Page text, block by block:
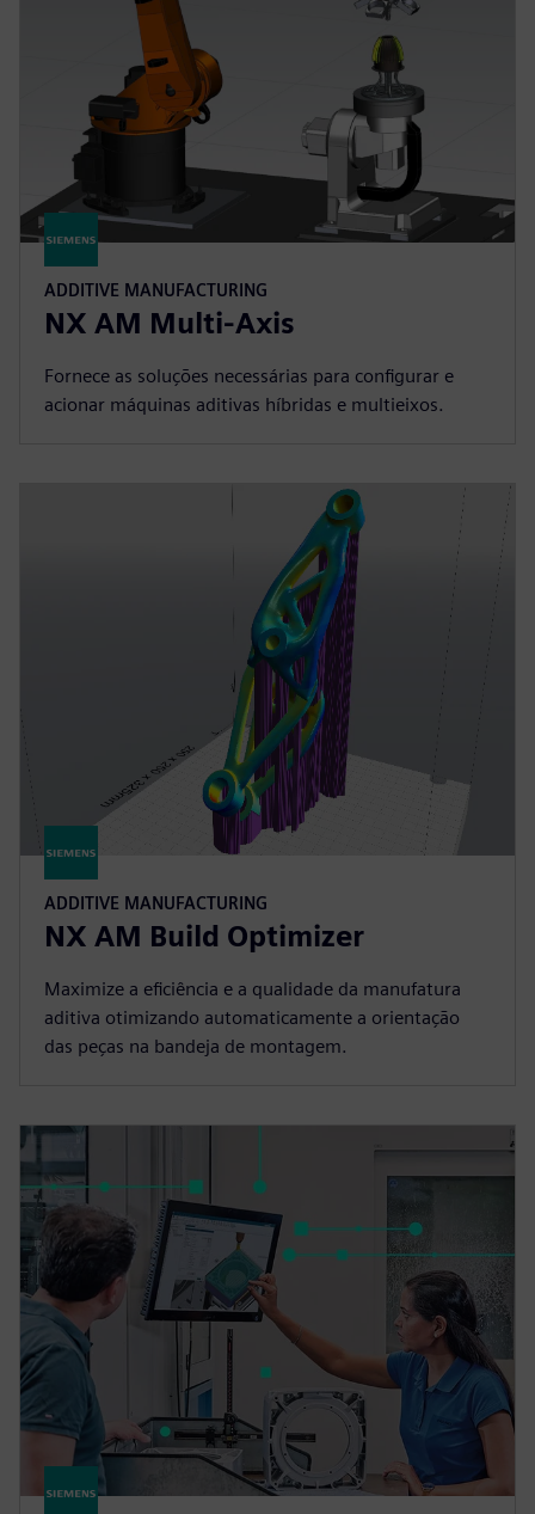
ADDITIVE MANUFACTURING
NX AM Multi-Axis
Fornece as soluções necessárias para configurar e
acionar máquinas aditivas híbridas e multieixos.
ADDITIVE MANUFACTURING
NX AM Build Optimizer
Maximize a eficiência e a qualidade da manufatura
aditiva otimizando automaticamente a orientação
das peças na bandeja de montagem.